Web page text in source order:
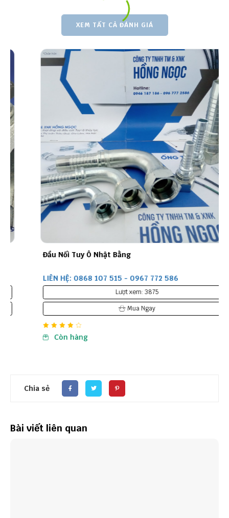
XEM TẤT CẢ ĐÁNH GIÁ
Đầu Nối Tuy Ô Nhật Bằng
LIÊN HỆ: 0868 107 515 - 0967 772 586
Lượt xem: 3875
Mua Ngay
Còn hàng
Chia sẻ
Bài viết liên quan